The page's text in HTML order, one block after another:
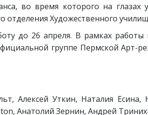
во время которого на
отделения Художественного
до 26 апреля. В рамках работы
группе Пермской Арт-
Алексей Уткин, Наталия
Анатолий Зернин, Андрей